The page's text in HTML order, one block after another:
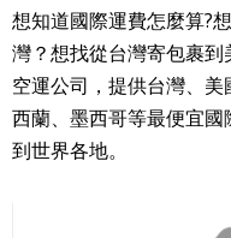
想知道國際運費怎麼算?
灣？想找從台灣寄包裹
空運公司，提供台灣、
西蘭、墨西哥等最便宜
到世界各地。